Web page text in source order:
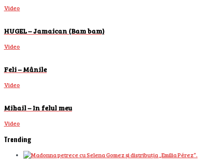
Video
HUGEL – Jamaican (Bam bam)
Video
Feli – Mânile
Video
Mihail – In felul meu
Video
Trending